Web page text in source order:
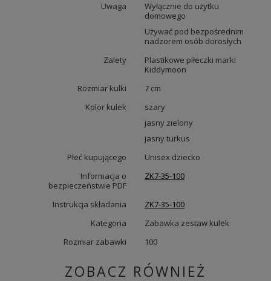
Uwaga
Wyłącznie do użytku
domowego
Używać pod bezpośrednim
nadzorem osób dorosłych
Zalety
Plastikowe piłeczki marki
Kiddymoon
Rozmiar kulki
7 cm
Kolor kulek
szary
jasny zielony
jasny turkus
Płeć kupującego
Unisex dziecko
Informacja o
bezpieczeństwie PDF
ZK7-35-100
Instrukcja składania
ZK7-35-100
Kategoria
Zabawka zestaw kulek
Rozmiar zabawki
100
ZOBACZ RÓWNIEŻ